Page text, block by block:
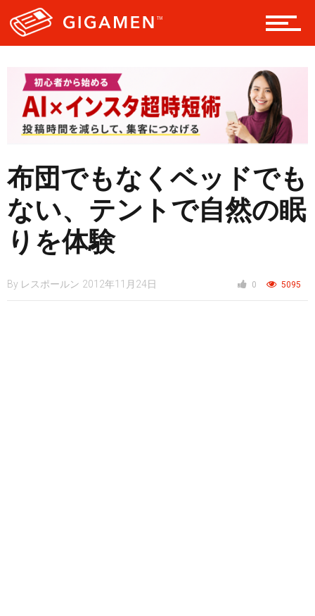
テック
レジャー
ヘルス・健康
スタイル
布団でもなくベッドでも
ない、テントで自然の眠
りを体験
By レスポールン 2012年11月24日 0 5095